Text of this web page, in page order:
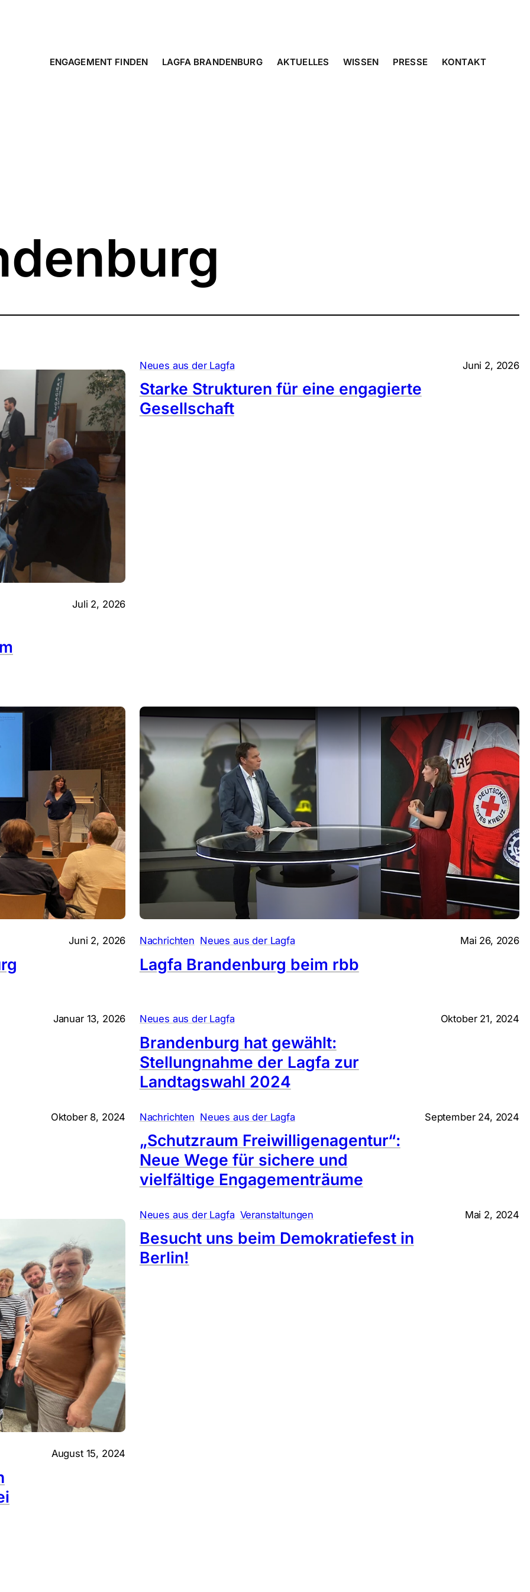
ENGAGEMENT FINDEN LAGFA BRANDENBURG AKTUELLES WISSEN PRESSE KONTAKT
Juli 2, 2026
Neues aus der Lagfa Juni 2, 2026
Starke Strukturen für eine engagierte
Gesellschaft
Juni 2, 2026 Nachrichten ,
Neues aus der Lagfa Mai 26, 2026
Lagfa Brandenburg beim rbb
Januar 13, 2026 Neues aus der Lagfa Oktober 21, 2024
Brandenburg hat gewählt:
Stellungnahme der Lagfa zur
Landtagswahl 2024
Oktober 8, 2024 Nachrichten ,
Neues aus der Lagfa September 24, 2024
„Schutzraum Freiwilligenagentur“:
Neue Wege für sichere und
vielfältige Engagementräume
August 15, 2024
Neues aus der Lagfa ,
Veranstaltungen Mai 2, 2024
Besucht uns beim Demokratiefest in
Berlin!